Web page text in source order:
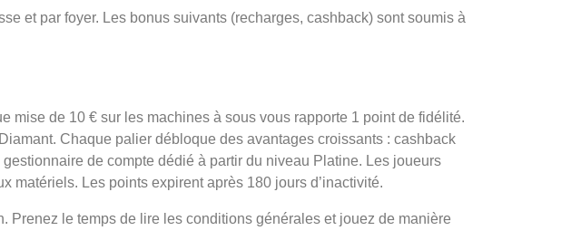
et par foyer. Les bonus suivants (recharges, cashback) sont soumis à
mise de 10 € sur les machines à sous vous rapporte 1 point de fidélité.
Chaque palier débloque des avantages croissants : cashback
de compte dédié à partir du niveau Platine. Les joueurs
matériels. Les points expirent après 180 jours d’inactivité.
Prenez le temps de lire les conditions générales et jouez de manière